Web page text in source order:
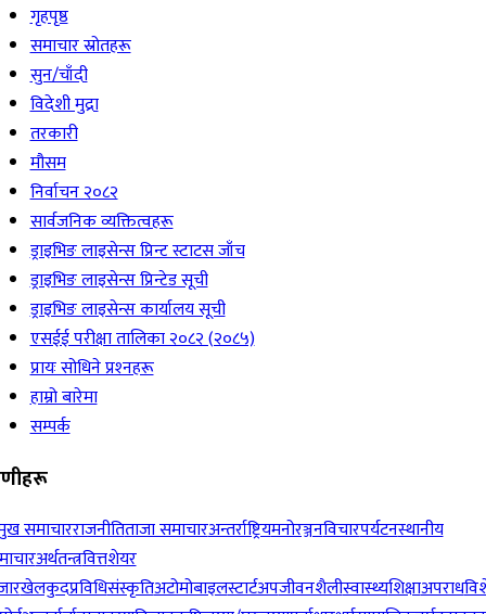
गृहपृष्ठ
समाचार स्रोतहरू
सुन/चाँदी
विदेशी मुद्रा
तरकारी
मौसम
निर्वाचन २०८२
सार्वजनिक व्यक्तित्वहरू
ड्राइभिङ लाइसेन्स प्रिन्ट स्टाटस जाँच
ड्राइभिङ लाइसेन्स प्रिन्टेड सूची
ड्राइभिङ लाइसेन्स कार्यालय सूची
एसईई परीक्षा तालिका २०८२ (२०८५)
प्रायः सोधिने प्रश्‍नहरू
हाम्रो बारेमा
सम्पर्क
समाचारराजनीतिताजा समाचारअन्तर्राष्ट्रियमनोरञ्जनविचारपर्यटनस्थानीय
अर्थतन्त्रवित्तशेयर
खेलकुदप्रविधिसंस्कृतिअटोमोबाइलस्टार्टअपजीवनशैलीस्वास्थ्यशिक्षाअपराध